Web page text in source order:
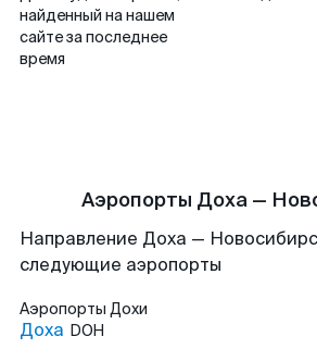
найденный на нашем
сайте за последнее
время
Аэропорты Доха —
Направление Доха —
следующие аэропорты
Аэропорты Дохи
Доха DOH